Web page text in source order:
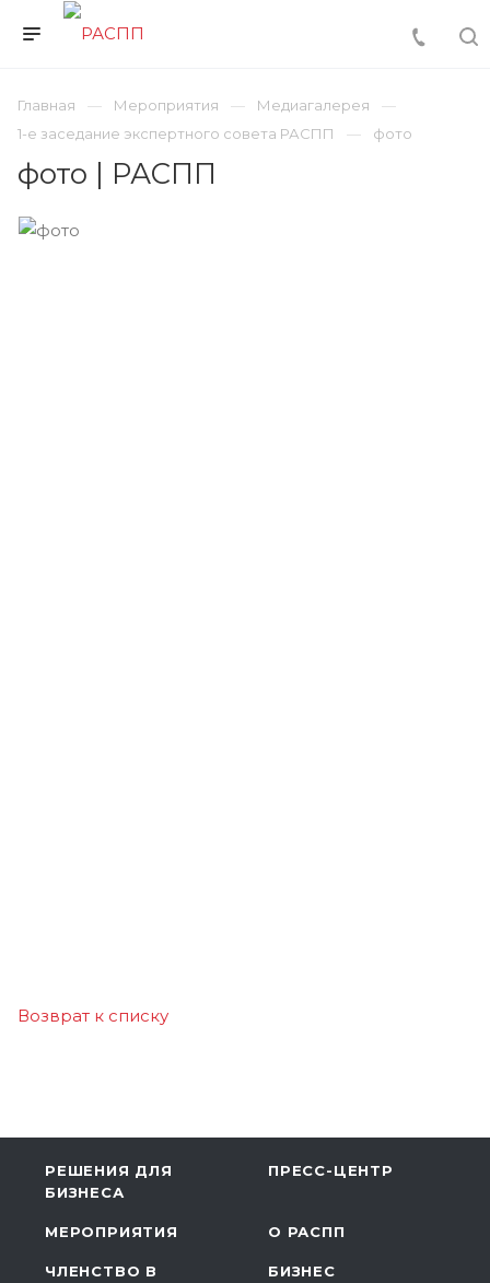
Главная Мероприятия
Медиагалерея
1-е заседание экспертного совета РАСПП
фото
фото | РАСПП
Возврат к списку
РЕШЕНИЯ ДЛЯ
БИЗНЕСА
ПРЕСС-ЦЕНТР
МЕРОПРИЯТИЯ О РАСПП
ЧЛЕНСТВО В
БИЗНЕС